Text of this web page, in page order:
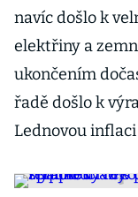
navíc došlo k
elektřiny a
ukončením
řadě došlo k
Lednovou inflaci